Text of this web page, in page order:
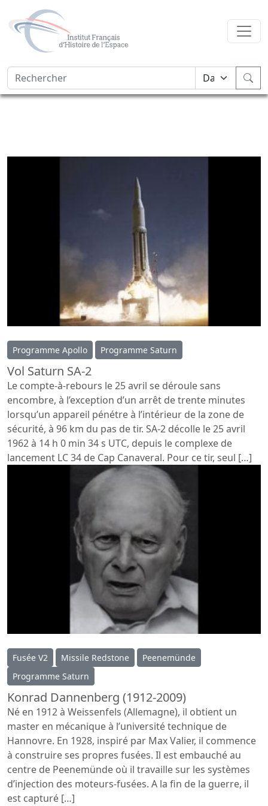
Programme Apollo Programme Saturn
Vol Saturn SA-2
Le compte-à-rebours le 25 avril se déroule sans
encombre, à l’exception d’un arrêt de trente minutes
lorsqu’un appareil pénétre à l’intérieur de la zone de
sécurité, à 96 km du pas de tir. SA-2 décolle le 25 avril
1962 à 14 h 0 min 34 s UTC, depuis le complexe de
lancement LC 34 de Cap Canaveral. Pour ce tir, seul […]
Fusée V2 Missile Redstone
Peenemünde
Programme Saturn
Konrad Dannenberg (1912-2009)
Né en 1912 à Weissenfels (Allemagne), il obtient un
master en mécanique à l’université technique de
Hannovre. En 1928, inspiré par Max Valier, il commence
à construire ses propres fusées. Il est embauché au
centre de Peenemünde où il travaille sur les systèmes
d’injection des moteurs-fusées. A la fin de la guerre, il
est capturé […]